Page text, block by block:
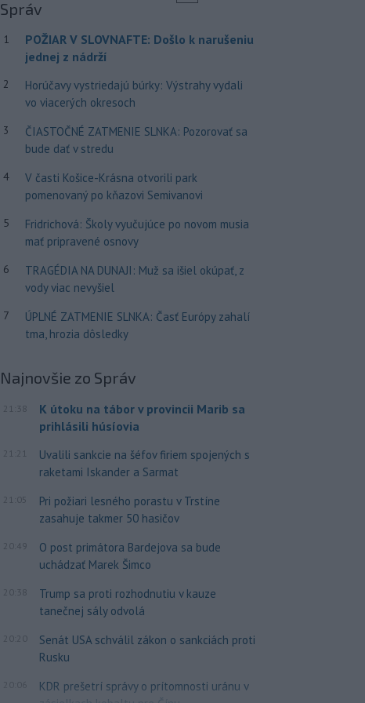
Správ
1
POŽIAR V SLOVNAFTE: Došlo k narušeniu
jednej z nádrží
2
Horúčavy vystriedajú búrky: Výstrahy vydali
vo viacerých okresoch
3
ČIASTOČNÉ ZATMENIE SLNKA: Pozorovať sa
bude dať v stredu
4
V časti Košice-Krásna otvorili park
pomenovaný po kňazovi Semivanovi
5
Fridrichová: Školy vyučujúce po novom musia
mať pripravené osnovy
6
TRAGÉDIA NA DUNAJI: Muž sa išiel okúpať, z
vody viac nevyšiel
7
ÚPLNÉ ZATMENIE SLNKA: Časť Európy zahalí
tma, hrozia dôsledky
Najnovšie zo Správ
21:38
K útoku na tábor v provincii Marib sa
prihlásili húsíovia
21:21
Uvalili sankcie na šéfov firiem spojených s
raketami Iskander a Sarmat
21:05
Pri požiari lesného porastu v Trstíne
zasahuje takmer 50 hasičov
20:49
O post primátora Bardejova sa bude
uchádzať Marek Šimco
20:38
Trump sa proti rozhodnutiu v kauze
tanečnej sály odvolá
20:20
Senát USA schválil zákon o sankciách proti
Rusku
KDR prešetrí správy o prítomnosti uránu v